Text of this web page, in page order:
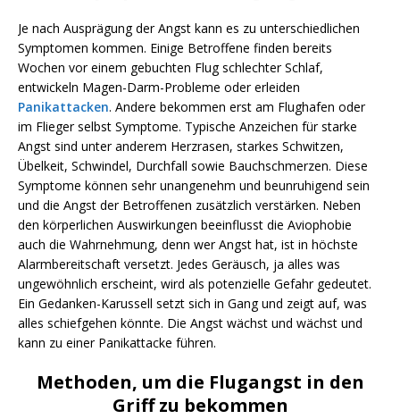
Je nach Ausprägung der Angst kann es zu unterschiedlichen
Symptomen kommen. Einige Betroffene finden bereits
Wochen vor einem gebuchten Flug schlechter Schlaf,
entwickeln Magen-Darm-Probleme oder erleiden
Panikattacken. Andere bekommen erst am Flughafen oder
im Flieger selbst Symptome. Typische Anzeichen für starke
Angst sind unter anderem Herzrasen, starkes Schwitzen,
Übelkeit, Schwindel, Durchfall sowie Bauchschmerzen. Diese
Symptome können sehr unangenehm und beunruhigend sein
und die Angst der Betroffenen zusätzlich verstärken. Neben
den körperlichen Auswirkungen beeinflusst die Aviophobie
auch die Wahrnehmung, denn wer Angst hat, ist in höchste
Alarmbereitschaft versetzt. Jedes Geräusch, ja alles was
ungewöhnlich erscheint, wird als potenzielle Gefahr gedeutet.
Ein Gedanken-Karussell setzt sich in Gang und zeigt auf, was
alles schiefgehen könnte. Die Angst wächst und wächst und
kann zu einer Panikattacke führen.
Methoden, um die Flugangst in den
Griff zu bekommen